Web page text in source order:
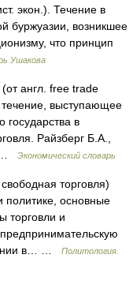
экон.). Течение в
буржуазии, возникшее
что принцип
Ушакова
англ. free trade
течение, выступающее
государства в
Райзберг Б.А.,
…
Экономический словарь
торговля)
политике, основные
торговли и
в… …
Политология.